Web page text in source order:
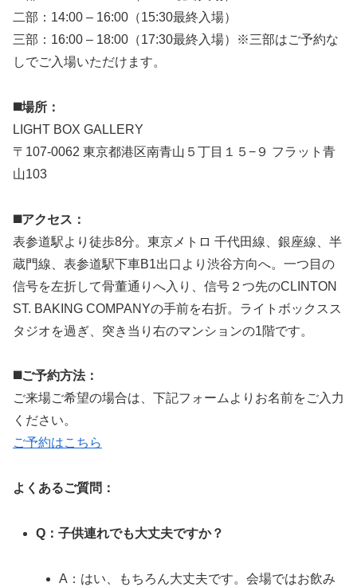
二部：14:00 – 16:00（15:30最終入場）
三部：16:00 – 18:00（17:30最終入場）※三部はご予約な
しでご入場いただけます。
◼️場所：
LIGHT BOX GALLERY
〒107-0062 東京都港区南青山５丁目１５−９ フラット青
山103
◼️アクセス：
表参道駅より徒歩8分。東京メトロ 千代田線、銀座線、半
蔵門線、表参道駅下車B1出口より渋谷方向へ。一つ目の
信号を左折して骨董通りへ入り、信号２つ先のCLINTON
ST. BAKING COMPANYの手前を右折。ライトボックスス
タジオを過ぎ、突き当り右のマンションの1階です。
◼️ご予約方法：
ご来場ご希望の場合は、下記フォームよりお名前をご入力
ください。
ご予約はこちら
よくあるご質問：
Q：子供連れでも大丈夫ですか？
A：はい、もちろん大丈夫です。会場ではお飲み